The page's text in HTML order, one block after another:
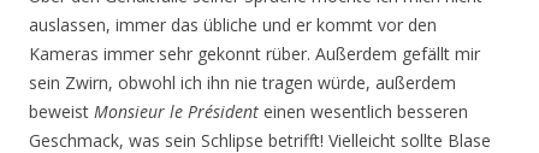
auslassen, immer das übliche und er kommt vor den
Kameras immer sehr gekonnt rüber. Außerdem gefällt mir
sein Zwirn, obwohl ich ihn nie tragen würde, außerdem
beweist Monsieur le Président einen wesentlich besseren
Geschmack, was sein Schlipse betrifft! Vielleicht sollte Blase